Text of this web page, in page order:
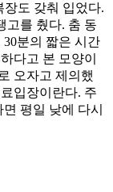
장도 갖춰 입었다.
고를 췄다. 춤 동
분의 짧은 시간
다고 본 모양이
오자고 제의했
입장이란다. 주
평일 낮에 다시